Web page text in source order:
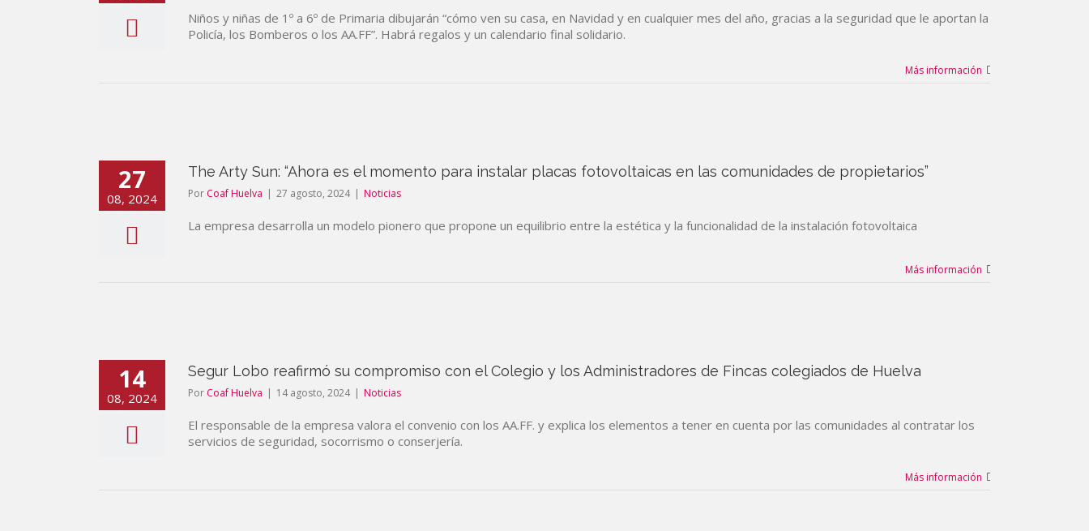
Niños y niñas de 1º a 6º de Primaria dibujarán “cómo ven su casa, en Navidad y en cualquier mes del año, gracias a la seguridad que le aportan la
Policía, los Bomberos o los AA.FF”. Habrá regalos y un calendario final solidario.
Más información
27
08, 2024
The Arty Sun: “Ahora es el momento para instalar placas fotovoltaicas en las comunidades de propietarios”
Por Coaf Huelva | 27 agosto, 2024 | Noticias
La empresa desarrolla un modelo pionero que propone un equilibrio entre la estética y la funcionalidad de la instalación fotovoltaica
Más información
14
08, 2024
Segur Lobo reafirmó su compromiso con el Colegio y los Administradores de Fincas colegiados de Huelva
Por Coaf Huelva | 14 agosto, 2024 | Noticias
El responsable de la empresa valora el convenio con los AA.FF. y explica los elementos a tener en cuenta por las comunidades al contratar los
servicios de seguridad, socorrismo o conserjería.
Más información